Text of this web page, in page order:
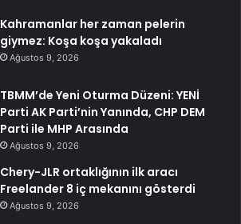
Kahramanlar her zaman pelerin
giymez: Koşa koşa yakaladı
Ağustos 9, 2026
TBMM’de Yeni Oturma Düzeni: YENİ
Parti AK Parti’nin Yanında, CHP DEM
Parti ile MHP Arasında
Ağustos 9, 2026
Chery-JLR ortaklığının ilk aracı
Freelander 8 iç mekanını gösterdi
Ağustos 9, 2026